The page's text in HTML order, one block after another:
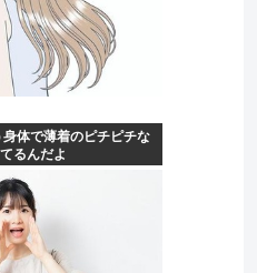
身体で薄着のピチピチな
るんだよ